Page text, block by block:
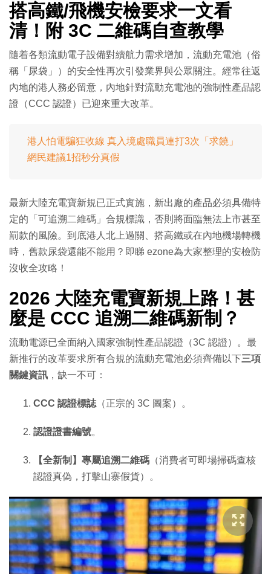
搭高鐵/飛機安檢要求一文看
清！附 3C 二維碼自查教學
隨着各類流動電子設備對續航力需求增加，流動充電池（俗
稱「尿袋」）的安全性再次引發業界與公眾關注。經常往返
內地的港人務必留意，內地針對流動充電池的強制性產品認
證（CCC 認證）已迎來重大改革。
港人怕電騙狂收線 真入境處職員連打3次「求饒」
網民建議1招秒分真假
最新大陸充電寶新規已正式實施，新出廠的產品必須具備特
定的「可追溯二維碼」合規標識，否則將面臨無法上市甚至
罰款的風險。到底港人北上過關、搭高鐵或在內地機場轉機
時，舊款尿袋還能不能用？即睇 ezone為大家整理的安檢防
沒收全攻略！
2026 大陸充電寶新規上路！甚
麼是 CCC 追溯二維碼新制？
流動電源已全面納入國家強制性產品認證（3C 認證）。最
新推行的改革要求所有合規的流動充電池必須齊備以下三項
關鍵資訊 ，缺一不可：
CCC 認證標誌 （正宗的 3C 圖案）。
認證證書編號。
【全新制】專屬追溯二維碼 （消費者可即場掃碼查核
認證真偽，打擊山寨假貨）。